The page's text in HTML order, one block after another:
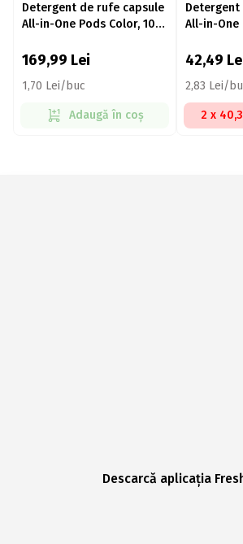
Detergent de rufe capsule
All-in-One Pods Color, 100
169,99 Lei
1,70 Lei/buc
Adaugă în coș
All-in-One
42,49
2,83 Lei/
2 x
Descarcă aplicația